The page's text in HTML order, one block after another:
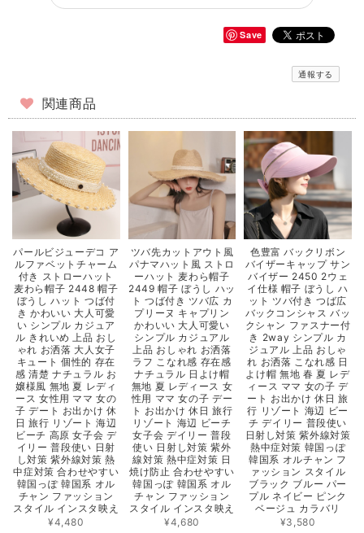
Save
通報する
関連商品
パールビジューデコ ア
ルファベットチャーム
付き ストローハット
麦わら帽子 2448 帽子
ぼうし ハット つば付
き かわいい 大人可愛
い シンプル カジュア
ル きれいめ 上品 おし
ゃれ お洒落 大人女子
キュート 個性的 存在
感 清楚 ナチュラル お
嬢様風 無地 夏 レディ
ース 女性用 ママ 女の
子 デート お出かけ 休
日 旅行 リゾート 海辺
ビーチ 高原 女子会 デ
イリー 普段使い 日射
し対策 紫外線対策 熱
中症対策 合わせやすい
韓国っぽ 韓国系 オル
チャン ファッション
スタイル インスタ映え
¥4,480
ツバ先カットアウト風
パナマハット風 ストロ
ーハット 麦わら帽子
2449 帽子 ぼうし ハッ
ト つば付き ツバ広 カ
プリーヌ キャプリン
かわいい 大人可愛い
シンプル カジュアル
上品 おしゃれ お洒落
ラフ こなれ感 存在感
ナチュラル 日よけ帽
無地 夏 レディース 女
性用 ママ 女の子 デー
ト お出かけ 休日 旅行
リゾート 海辺 ビーチ
女子会 デイリー 普段
使い 日射し対策 紫外
線対策 熱中症対策 日
焼け防止 合わせやすい
韓国っぽ 韓国系 オル
チャン ファッション
スタイル インスタ映え
¥4,680
色豊富 バックリボン
バイザーキャップ サン
バイザー 2450 2ウェ
イ仕様 帽子 ぼうし ハ
ット ツバ付き つば広
バックコンシャス バッ
クシャン ファスナー付
き 2way シンプル カ
ジュアル 上品 おしゃ
れ お洒落 こなれ感 日
よけ帽 無地 春 夏 レデ
ィース ママ 女の子 デ
ート お出かけ 休日 旅
行 リゾート 海辺 ビー
チ デイリー 普段使い
日射し対策 紫外線対策
熱中症対策 韓国っぽ
韓国系 オルチャン フ
ァッション スタイル
ブラック ブルー パー
プル ネイビー ピンク
ベージュ カラバリ
¥3,580